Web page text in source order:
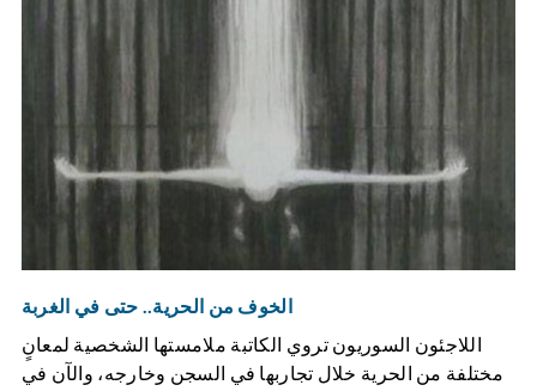
الخوف من الحرية.. حتى في الغربة
اللاجئون السوريون تروي الكاتبة ملامستها الشخصية لمعانٍ
مختلفة من الحرية خلال تجاربها في السجن وخارجه، والآن في